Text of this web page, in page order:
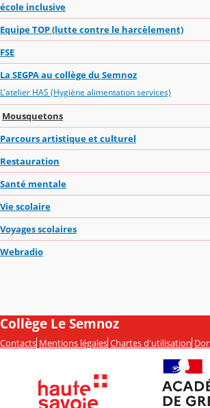
école inclusive
Equipe TOP (lutte contre le harcèlement)
FSE
La SEGPA au collège du Semnoz
L'atelier HAS (Hygiène alimentation services)
Mousquetons
Parcours artistique et culturel
Restauration
Santé mentale
Vie scolaire
Voyages scolaires
Webradio
Collège Le Semnoz
Contacts Mentions légales Chartes d'utilisation